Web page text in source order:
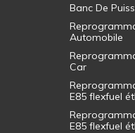
Banc De
Automobile
Car
E85 flexfuel
E85 flexfuel